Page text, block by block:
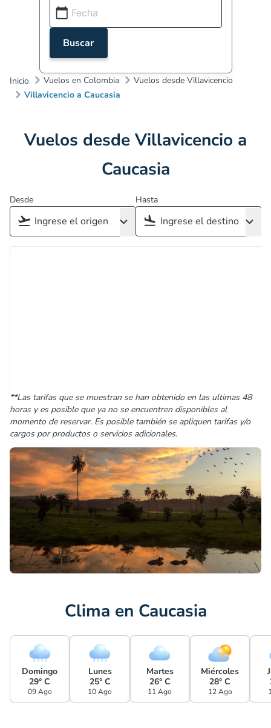
Buscar
Inicio Vuelos en Colombia
Vuelos desde Villavicencio
Villavicencio a Caucasia
Vuelos desde Villavicencio a
Caucasia
Desde Hasta
**Las tarifas que se muestran se han obtenido en las ultimas 48
horas y es posible que ya no se encuentren disponibles al
momento de reservar. Es posible también se apliquen tarifas y/o
cargos por productos o servicios adicionales.
Clima en Caucasia
Domingo
29° C
09 Ago
Lunes
25° C
10 Ago
Martes
26° C
11 Ago
Miércoles
28° C
12 Ago